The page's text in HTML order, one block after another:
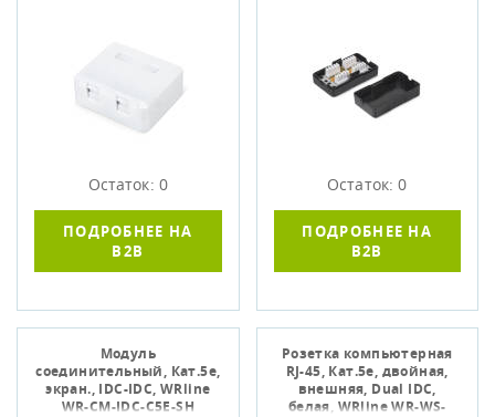
Остаток: 0
ПОДРОБНЕЕ НА
B2B
Остаток: 0
ПОДРОБНЕЕ НА
B2B
Модуль
соединительный, Кат.5e,
экран., IDC-IDC, WRline
WR-CM-IDC-C5E-SH
Розетка компьютерная
RJ-45, Кат.5е, двойная,
внешняя, Dual IDC,
белая, WRline WR-WS-